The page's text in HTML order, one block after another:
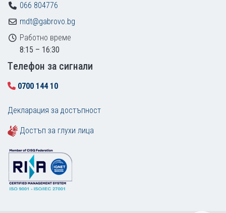
066 804776
mdt@gabrovo.bg
Работно време
8:15 – 16:30
Tелефон за сигнали
0700 144 10
Декларация за достъпност
Достъп за глухи лица